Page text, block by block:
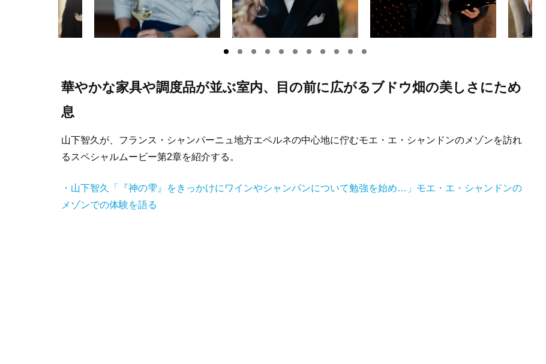
華やかな家具や調度品が並ぶ室内、目の前に広がるブドウ畑の美しさにため
息
山下智久が、フランス・シャンパーニュ地方エペルネの中心地に佇むモエ・エ・シャンドンのメゾンを訪れ
るスペシャルムービー第2章を紹介する。
・山下智久「『神の雫』をきっかけにワインやシャンパンについて勉強を始め…」モエ・エ・シャンドンの
メゾンでの体験を語る